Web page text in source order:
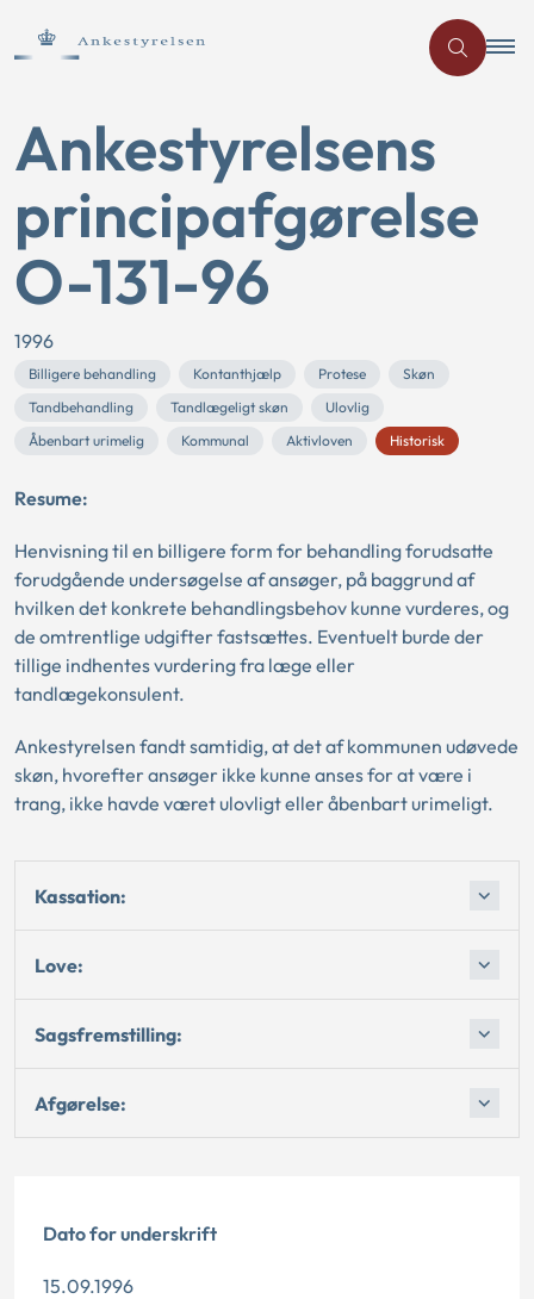
Ankestyrelsens
principafgørelse
O-131-96
1996
Billigere behandling Kontanthjælp Protese
Skøn
Tandbehandling
Tandlægeligt skøn
Ulovlig
Åbenbart urimelig
Kommunal Aktivloven Historisk
Resume:
Henvisning til en billigere form for behandling forudsatte
forudgående undersøgelse af ansøger, på baggrund af
hvilken det konkrete behandlingsbehov kunne vurderes, og
de omtrentlige udgifter fastsættes. Eventuelt burde der
tillige indhentes vurdering fra læge eller
tandlægekonsulent.
Ankestyrelsen fandt samtidig, at det af kommunen udøvede
skøn, hvorefter ansøger ikke kunne anses for at være i
trang, ikke havde været ulovligt eller åbenbart urimeligt.
Kassation:
Love:
Sagsfremstilling:
Afgørelse:
Dato for underskrift
15.09.1996